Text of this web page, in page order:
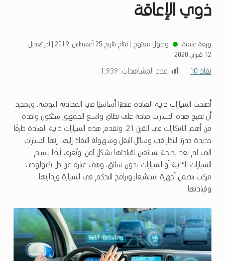
ذوي الإعاقة
ورقة علمية وصول مفتوح متاح بتاريخ:25 أغسطس, 2019 | آخر تعديل:
12 فبراير, 2020
نفاذ 10 عدد المشاهدات: 1٬939
أصبحت السيارات ذاتية القيادة عنصرًا أساسيًا في المحادثة اليومية. وبمجرد
أن تصبح هذه السيارات متاحة على نطاق واسع للجمهور ستكون واحدة
من أهم الابتكارات في القرن 21. وتقدم هذه السيارات ذاتية القيادة طرقًا
جديدة جذريًا للنظر في وسائل النقل وسهولة النفاذ إليها. إنها السيارات
التي لم نعد بحاجة لسائقين لقيادتها بشكل آمن. وتُعرف أيضًا باسم
السيارات الذاتية أو السيارات بدون سائق، وهي عبارة عن حل تكنولوجي
مركب يتضمن أجهزة استشعار وبرامج للتحكم في السيارة وإدارتها
وقيادتها.